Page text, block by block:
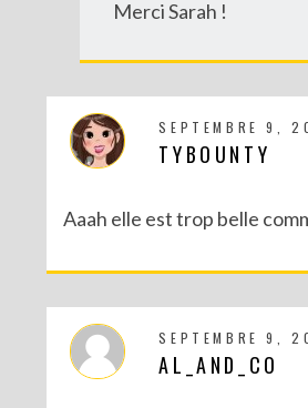
Merci Sarah !
SEPTEMBRE 9,
TYBOUNTY
Aaah elle est trop belle
SEPTEMBRE 9,
AL_AND_CO